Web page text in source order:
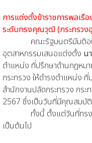
การแต่งตั้งข้าราชการพลเรื
ระดับทรงคุณวุฒิ(กระทรว
คณะรัฐมนตรีมีมติอนุมัติ
อุตสาหกรรมเสนอแต่งตั้ง น
ตำแหน่ง ที่ปรึกษาด้านกฎหม
กระทรวง ให้ดำรงตำแหน่ง
สำนักงานปลัดกระทรวง กร
2567 ซึ่งเป็นวันที่มีคุณสมบั
ทั้งนี้ ตั้งแต่วันที่ทรงพระ
เป็นต้นไป